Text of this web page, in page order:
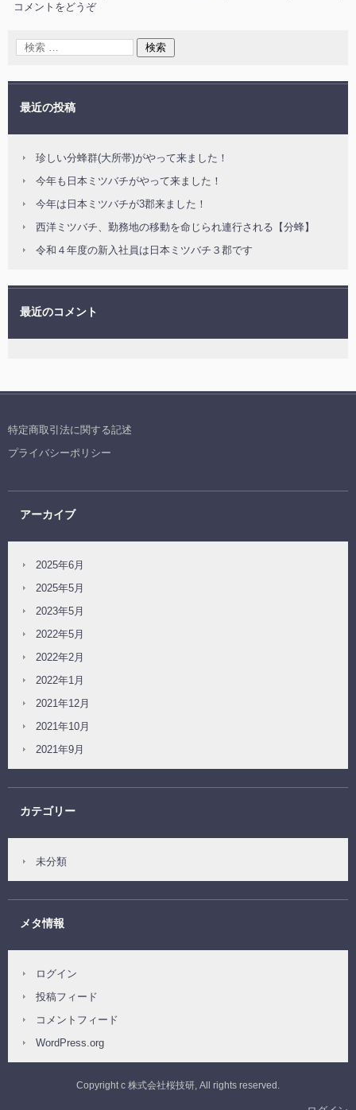
コメントをどうぞ
最近の投稿
珍しい分蜂群(大所帯)がやって来ました！
今年も日本ミツバチがやって来ました！
今年は日本ミツバチが3郡来ました！
西洋ミツバチ、勤務地の移動を命じられ連行される【分蜂】
令和４年度の新入社員は日本ミツバチ３郡です
最近のコメント
特定商取引法に関する記述
プライバシーポリシー
アーカイブ
2025年6月
2025年5月
2023年5月
2022年5月
2022年2月
2022年1月
2021年12月
2021年10月
2021年9月
カテゴリー
未分類
メタ情報
ログイン
投稿フィード
コメントフィード
WordPress.org
Copyright c 株式会社桜技研, All rights reserved.